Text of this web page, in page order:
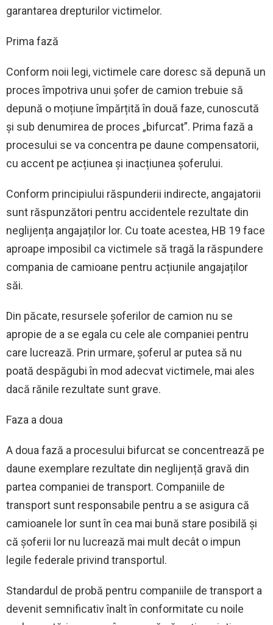
garantarea drepturilor victimelor.
Prima fază
Conform noii legi, victimele care doresc să depună un
proces împotriva unui șofer de camion trebuie să
depună o moțiune împărțită în două faze, cunoscută
și sub denumirea de proces „bifurcat”. Prima fază a
procesului se va concentra pe daune compensatorii,
cu accent pe acțiunea și inacțiunea șoferului.
Conform principiului răspunderii indirecte, angajatorii
sunt răspunzători pentru accidentele rezultate din
neglijența angajaților lor. Cu toate acestea, HB 19 face
aproape imposibil ca victimele să tragă la răspundere
compania de camioane pentru acțiunile angajaților
săi.
Din păcate, resursele șoferilor de camion nu se
apropie de a se egala cu cele ale companiei pentru
care lucrează. Prin urmare, șoferul ar putea să nu
poată despăgubi în mod adecvat victimele, mai ales
dacă rănile rezultate sunt grave.
Faza a doua
A doua fază a procesului bifurcat se concentrează pe
daune exemplare rezultate din neglijență gravă din
partea companiei de transport. Companiile de
transport sunt responsabile pentru a se asigura că
camioanele lor sunt în cea mai bună stare posibilă și
că șoferii lor nu lucrează mai mult decât o impun
legile federale privind transportul.
Standardul de probă pentru companiile de transport a
devenit semnificativ înalt în conformitate cu noile